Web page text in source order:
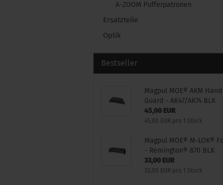
A-ZOOM Pufferpatronen
Ersatzteile
Optik
Bestseller
Magpul MOE® AKM Hand
Guard - AK47/AK74 BLK
45,00 EUR
45,00 EUR pro 1 Stück
Magpul MOE® M-LOK®
- Remington® 870 BLK
33,00 EUR
33,00 EUR pro 1 Stück